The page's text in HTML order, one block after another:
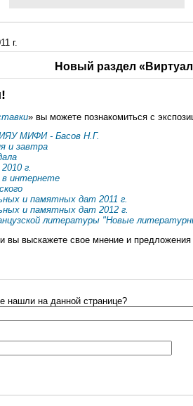
г.
Новый раздел
» вы можете познакомиться с
МИФИ - Басов Н.Г.
и завтра
г.
интернете
и памятных дат 2011 г.
и памятных дат 2012 г.
литературы "Новые
вы выскажете свое мнение и
нашли на данной странице?